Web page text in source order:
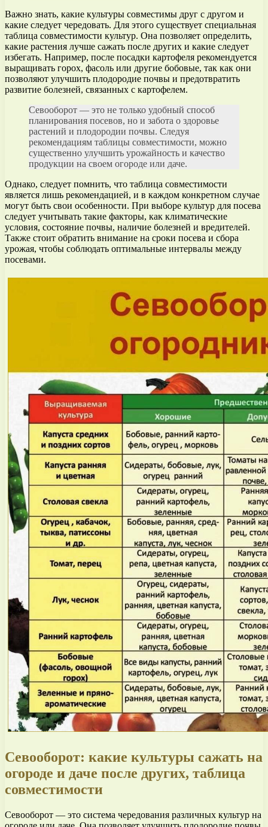
Важно знать, какие культуры совместимы друг с другом и
какие следует чередовать. Для этого существует специальная
таблица совместимости культур. Она позволяет определить,
какие растения лучше сажать после других и какие следует
избегать. Например, после посадки картофеля рекомендуется
выращивать горох, фасоль или другие бобовые, так как они
позволяют улучшить плодородие почвы и предотвратить
развитие болезней, связанных с картофелем.
Севооборот — это не только удобный способ
планирования посевов, но и забота о здоровье
растений и плодородии почвы. Следуя
рекомендациям таблицы совместимости, можно
существенно улучшить урожайность и качество
продукции на своем огороде или даче.
Однако, следует помнить, что таблица совместимости
является лишь рекомендацией, и в каждом конкретном случае
могут быть свои особенности. При выборе культур для посева
следует учитывать такие факторы, как климатические
условия, состояние почвы, наличие болезней и вредителей.
Также стоит обратить внимание на сроки посева и сбора
урожая, чтобы соблюдать оптимальные интервалы между
посевами.
Севооборот: какие культуры сажать на
огороде и даче после других, таблица
совместимости
Севооборот — это система чередования различных культур на